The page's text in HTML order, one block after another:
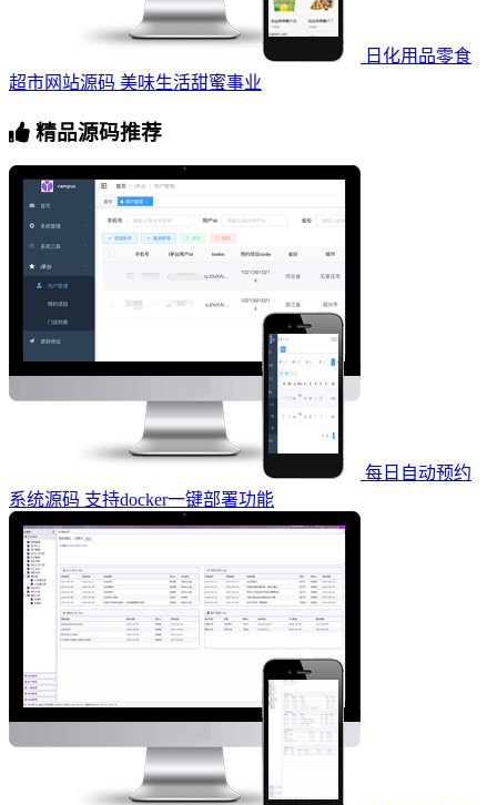
日化用品零食
超市网站源码 美味生活甜蜜事业
精品源码推荐
每日自动预约
系统源码 支持docker一键部署功能